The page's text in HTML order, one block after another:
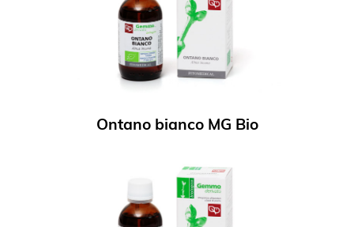
Ontano bianco MG Bio